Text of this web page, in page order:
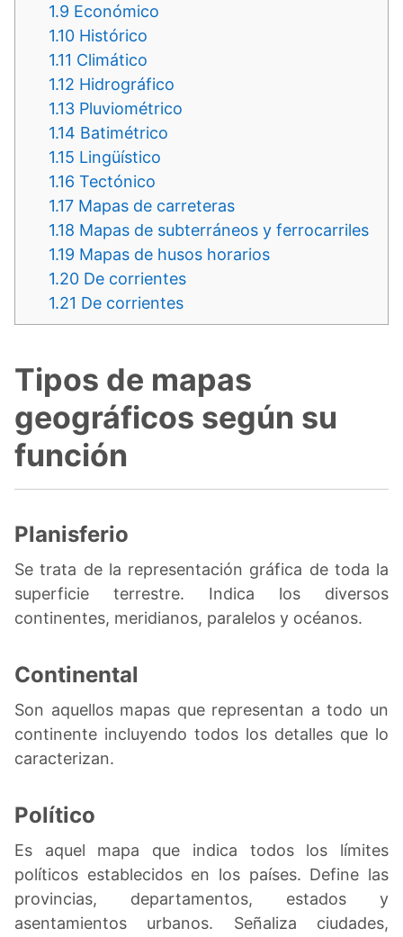
1.9 Económico
1.10 Histórico
1.11 Climático
1.12 Hidrográfico
1.13 Pluviométrico
1.14 Batimétrico
1.15 Lingüístico
1.16 Tectónico
1.17 Mapas de carreteras
1.18 Mapas de subterráneos y ferrocarriles
1.19 Mapas de husos horarios
1.20 De corrientes
1.21 De corrientes
Tipos de mapas
geográficos según su
función
Planisferio
Se trata de la representación gráfica de toda la
superficie terrestre. Indica los diversos
continentes, meridianos, paralelos y océanos.
Continental
Son aquellos mapas que representan a todo un
continente incluyendo todos los detalles que lo
caracterizan.
Político
Es aquel mapa que indica todos los límites
políticos establecidos en los países. Define las
provincias, departamentos, estados y
asentamientos urbanos. Señaliza ciudades,